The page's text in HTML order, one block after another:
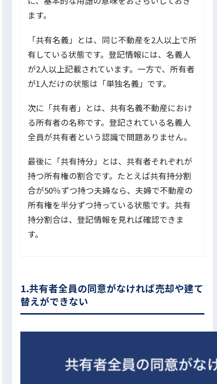
ます。
「共有名義」とは、同じ不動産を2人以上で所
有している状態です。登記情報には、名義人
が2人以上記載されています。一方で、所有者
が1人だけの状態は「単独名義」です。
次に「共有者」とは、共有名義不動産におけ
る所有者の名称です。登記されている名義人
全員が共有者という認識で問題ありません。
最後に「共有持分」とは、共有者それぞれが
持つ所有権の割合です。たとえば共有持分割
合が50％ずつ持つ夫婦なら、夫婦で不動産の
所有権を半分ずつ持っている状態です。共有
持分割合は、登記情報を見れば確認できま
す。
1.共有者全員の同意がなければ売却や建て
替えができない